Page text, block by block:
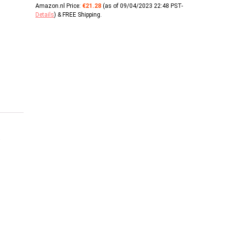
Amazon.nl Price: €21.28 (as of 09/04/2023 22:48 PST-
Details) & FREE Shipping.